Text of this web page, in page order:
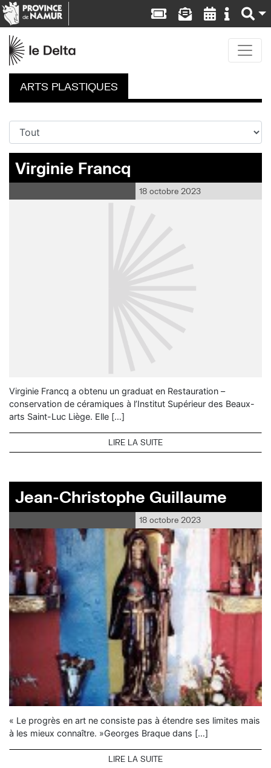
ARTS PLASTIQUES
Virginie Francq
18 octobre 2023
Virginie Francq a obtenu un graduat en Restauration –
conservation de céramiques à l’Institut Supérieur des Beaux-
arts Saint-Luc Liège. Elle […]
LIRE LA SUITE
Jean-Christophe Guillaume
18 octobre 2023
« Le progrès en art ne consiste pas à étendre ses limites mais
à les mieux connaître. »Georges Braque dans […]
LIRE LA SUITE